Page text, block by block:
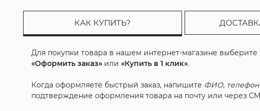
КАК КУПИТЬ?
Для покупки товара в нашем интернет-магазине
«Оформить заказ» или«Купить в 1 клик».
Когда оформляете быстрый заказ, напишите ФИО, телефон
подтверждение оформления товара на почту или через